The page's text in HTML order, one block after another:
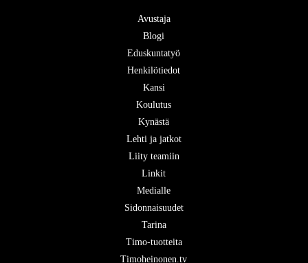
Avustaja
Blogi
Eduskuntatyö
Henkilötiedot
Kansi
Koulutus
Kynästä
Lehti ja jatkot
Liity teamiin
Linkit
Medialle
Sidonnaisuudet
Tarina
Timo-tuotteita
Timoheinonen.tv